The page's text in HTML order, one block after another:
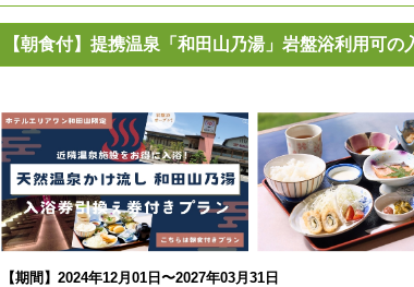
【朝食付】提携温泉「和田山乃湯」岩盤浴利用可の
【期間】2024年12月01日〜2027年03月31日